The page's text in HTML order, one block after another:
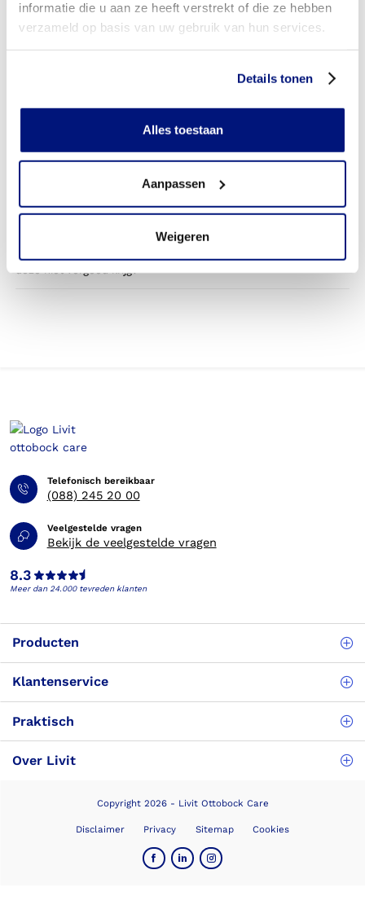
informatie die u aan ze heeft verstrekt of die ze hebben
verzameld op basis van uw gebruik van hun services.
Details tonen
Alles toestaan
Aanpassen
Weigeren
Wanneer mag mijn romporthese vervangen worden?
Wat valt er binnen de vergoeding van een romporthese?
Wordt een romporthese die ik gebruik voor sporten
betaald door mijn zorgverzekering?
Betaal ik een eigen bijdrage voor de romporthese?
deze niet vergoed krijg?
Telefonisch bereikbaar
(088) 245 20 00
Veelgestelde vragen
Bekijk de veelgestelde vragen
8.3
Meer dan 24.000 tevreden klanten
Producten
Klantenservice
Praktisch
Over Livit
Copyright 2026 - Livit Ottobock Care
Disclaimer Privacy Sitemap Cookies